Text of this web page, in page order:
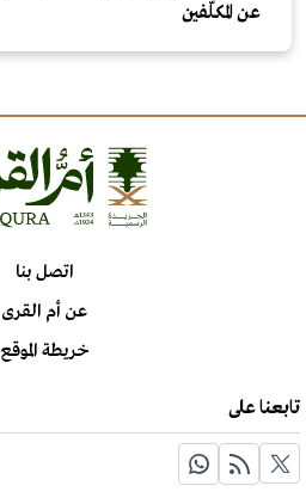
عن المكلّفين
اتصل بنا
عن أم القرى
خريطة الموقع
تابعنا على